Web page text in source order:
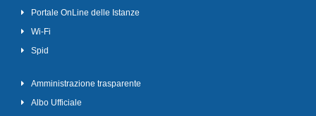
Portale OnLine delle Istanze
Wi-Fi
Spid
Amministrazione trasparente
Albo Ufficiale